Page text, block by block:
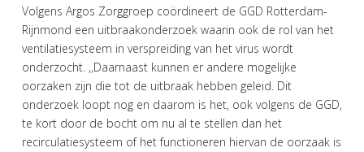
Volgens Argos Zorggroep coördineert de GGD Rotterdam-
Rijnmond een uitbraakonderzoek waarin ook de rol van het
ventilatiesysteem in verspreiding van het virus wordt
onderzocht. ,,Daarnaast kunnen er andere mogelijke
oorzaken zijn die tot de uitbraak hebben geleid. Dit
onderzoek loopt nog en daarom is het, ook volgens de GGD,
te kort door de bocht om nu al te stellen dan het
recirculatiesysteem of het functioneren hiervan de oorzaak is